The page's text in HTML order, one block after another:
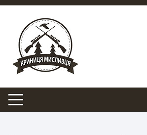
Перейти
вмісту